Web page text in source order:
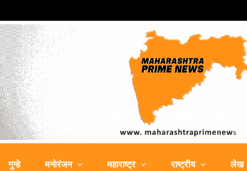
गुन्हे मनोरंजन महाराष्ट्र राष्ट्रीय लेख